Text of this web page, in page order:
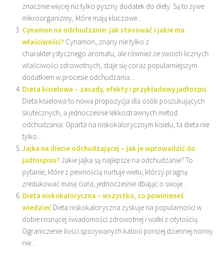
znacznie więcej niż tylko pyszny dodatek do diety. Są to żywe
mikroorganizmy, które mają kluczowe...
Cynamon na odchudzanie: jak stosować i jakie ma
właściwości? Cynamon, znany nie tylko z
charakterystycznego aromatu, ale również ze swoich licznych
właściwości zdrowotnych, staje się coraz popularniejszym
dodatkiem w procesie odchudzania....
Dieta kisielowa – zasady, efekty i przykładowy jadłospis
Dieta kisielowa to nowa propozycja dla osób poszukujących
skutecznych, a jednocześnie lekkostrawnych metod
odchudzania. Oparta na niskokalorycznym kisielu, ta dieta nie
tylko...
Jajka na diecie odchudzającej – jak je wprowadzić do
jadłospisu? Jakie jajka są najlepsze na odchudzanie? To
pytanie, które z pewnością nurtuje wielu, którzy pragną
zredukować masę ciała, jednocześnie dbając o swoje...
Dieta niskokaloryczna – wszystko, co powinieneś
wiedzieć Dieta niskokaloryczna zyskuje na popularności w
dobie rosnącej świadomości zdrowotnej i walki z otyłością.
Ograniczenie ilości spożywanych kalorii poniżej dziennej normy
nie...